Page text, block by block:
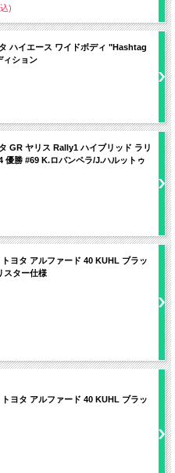
)
ハイエース ワイドボディ "Hashtag
ィション
GR ヤリス Rally1 ハイブリッド ラリ
優勝 #69 K.ロバンペラ/J.ハルットゥ
ヨタ アルファード 40 KUHL ブラッ
スター仕様
ヨタ アルファード 40 KUHL ブラッ